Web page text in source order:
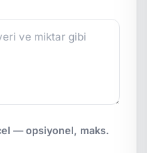
— opsiyonel, maks.